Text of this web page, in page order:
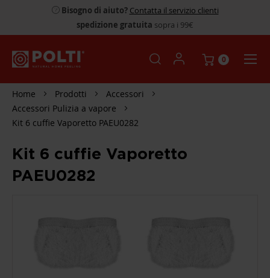
Bisogno di aiuto? Contatta il servizio clienti
spedizione gratuita sopra i 99€
0
Home Prodotti
Accessori
Accessori Pulizia a vapore
Kit 6 cuffie Vaporetto PAEU0282
Kit 6 cuffie Vaporetto
PAEU0282